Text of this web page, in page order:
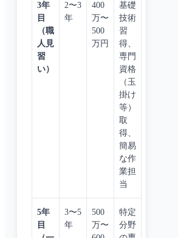
3年
目
（職
人見
習
い）
2〜3
年
400
万〜
500
万円
基礎
技術
習
得、
専門
資格
（玉
掛け
等）
取
得、
簡易
な作
業担
当
5年
目
3〜5
年
500
万〜
特定
分野